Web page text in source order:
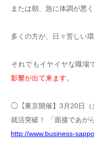
または朝、急に体調が悪く
多くの方が、日々苦しい
それでもイヤイヤな職場
影響が出て来ます。
◯【東京開催】3月20日（
就活突破！ 「面接であが
http://www.business-